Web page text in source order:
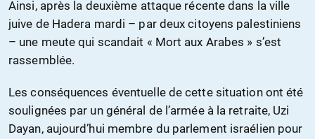
Ainsi, après la deuxième attaque récente dans la ville
juive de Hadera mardi – par deux citoyens palestiniens
– une meute qui scandait « Mort aux Arabes » s’est
rassemblée.
Les conséquences éventuelle de cette situation ont été
soulignées par un général de l’armée à la retraite, Uzi
Dayan, aujourd’hui membre du parlement israélien pour